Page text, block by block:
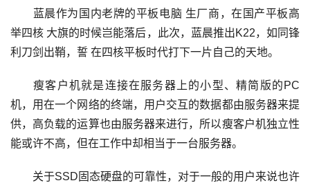
蓝晨作为国内老牌的平板电脑 生厂商，在国产平板高
举四核 大旗的时候岂能落后，此次，蓝晨推出K22，如同锋
利刀剑出鞘，誓 在四核平板时代打下一片自己的天地。
瘦客户机就是连接在服务器上的小型、精简版的PC
机，用在一个网络的终端，用户交互的数据都由服务器来提
供，高负载的运算也由服务器来进行，所以瘦客户机独立性
能或许不高，但在工作中却相当于一台服务器。
关于SSD固态硬盘的可靠性，对于一般的用户来说也许